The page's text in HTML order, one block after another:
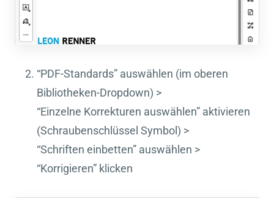
“PDF-Standards” auswählen (im oberen
Bibliotheken-Dropdown) >
“Einzelne Korrekturen auswählen” aktivieren
(Schraubenschlüssel Symbol) >
“Schriften einbetten” auswählen >
“Korrigieren” klicken